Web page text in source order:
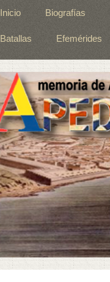
Inicio Biografías
Batallas Efemérides